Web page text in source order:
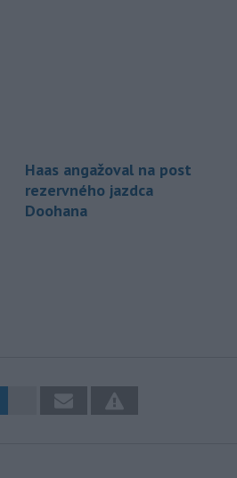
Haas angažoval na post
rezervného jazdca
Doohana